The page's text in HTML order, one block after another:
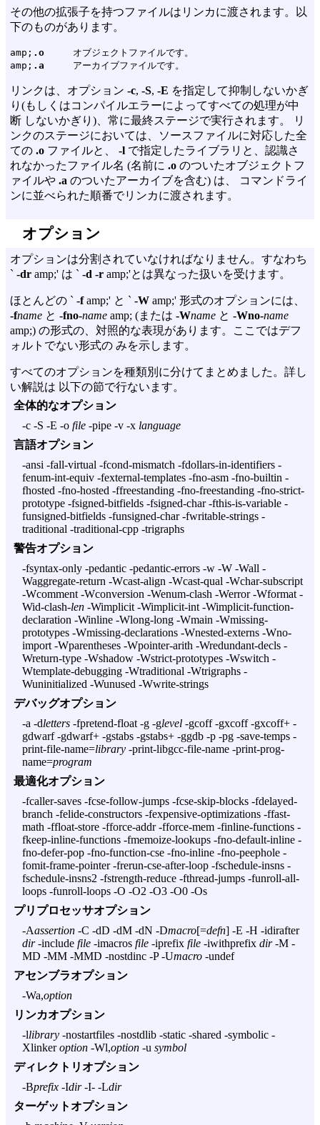
その他の拡張子を持つファイルはリンカに渡されます。以
下のものがあります。
amp; .o
     オブジェクトファイルです。
amp; .a
リンクは、オプション -c, -S, -E を指定して抑制しないかぎ
り(もしくはコンパイルエラーによってすべての処理が中
断 しないかぎり)、常に最終ステージで実行されます。 リ
ンクのステージにおいては、ソースファイルに対応した全
ての .o ファイルと、 -l で指定したライブラリと、認識さ
れなかったファイル名 (名前に .o のついたオブジェクトフ
ァイルや .a のついたアーカイブを含む) は、 コマンドライ
ンに並べられた順番でリンカに渡されます。
オプション
オプションは分割されていなければなりません。すなわち
` -dr amp;' は ` -d -r amp;'とは異なった扱いを受けます。
ほとんどの ` -famp;' と ` -W amp;' 形式のオプションには、
-fname と -fno-name amp; (または -Wname と -Wno-name
amp;) の形式の、対照的な表現があります。ここではデフ
ォルトでない形式の みを示します。
すべてのオプションを種類別に分けてまとめました。詳し
い解説は 以下の節で行ないます。
全体的なオプション
-c -S -E -o file -pipe -v -x language
言語オプション
-ansi -fall-virtual -fcond-mismatch -fdollars-in-identifiers -
fenum-int-equiv -fexternal-templates -fno-asm -fno-builtin -
fhosted -fno-hosted -ffreestanding -fno-freestanding -fno-strict-
prototype -fsigned-bitfields -fsigned-char -fthis-is-variable -
funsigned-bitfields -funsigned-char -fwritable-strings -
traditional -traditional-cpp -trigraphs
警告オプション
-fsyntax-only -pedantic -pedantic-errors -w -W -Wall -
Waggregate-return -Wcast-align -Wcast-qual -Wchar-subscript
-Wcomment -Wconversion -Wenum-clash -Werror -Wformat -
Wid-clash-len -Wimplicit -Wimplicit-int -Wimplicit-function-
declaration -Winline -Wlong-long -Wmain -Wmissing-
prototypes -Wmissing-declarations -Wnested-externs -Wno-
import -Wparentheses -Wpointer-arith -Wredundant-decls -
Wreturn-type -Wshadow -Wstrict-prototypes -Wswitch -
Wtemplate-debugging -Wtraditional -Wtrigraphs -
Wuninitialized -Wunused -Wwrite-strings
デバッグオプション
-a -dletters -fpretend-float -g -glevel -gcoff -gxcoff -gxcoff+ -
gdwarf -gdwarf+ -gstabs -gstabs+ -ggdb -p -pg -save-temps -
print-file-name=library -print-libgcc-file-name -print-prog-
name=program
最適化オプション
-fcaller-saves -fcse-follow-jumps -fcse-skip-blocks -fdelayed-
branch -felide-constructors -fexpensive-optimizations -ffast-
math -ffloat-store -fforce-addr -fforce-mem -finline-functions -
fkeep-inline-functions -fmemoize-lookups -fno-default-inline -
fno-defer-pop -fno-function-cse -fno-inline -fno-peephole -
fomit-frame-pointer -frerun-cse-after-loop -fschedule-insns -
fschedule-insns2 -fstrength-reduce -fthread-jumps -funroll-all-
loops -funroll-loops -O -O2 -O3 -O0 -Os
プリプロセッサオプション
-Aassertion -C -dD -dM -dN -Dmacro[=defn] -E -H -idirafter
dir-include file -imacros file -iprefix file -iwithprefix dir-M -
MD -MM -MMD -nostdinc -P -Umacro -undef
アセンブラオプション
-Wa,option
リンカオプション
-llibrary -nostartfiles -nostdlib -static -shared -symbolic -
Xlinkeroption -Wl,option -u symbol
ディレクトリオプション
-Bprefix -Idir-I- -Ldir
ターゲットオプション